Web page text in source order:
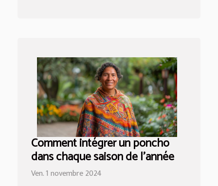
Comment intégrer un poncho
dans chaque saison de l'année
Ven. 1 novembre 2024